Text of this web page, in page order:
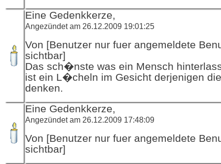
Eine Gedenkkerze,
Angezündet am 26.12.2009 19:01:25
Von [Benutzer nur fuer angemeldete
sichtbar]
Das sch�nste was ein Mensch
ist ein L�cheln im Gesicht derjenigen
denken.
Eine Gedenkkerze,
Angezündet am 26.12.2009 17:48:09
Von [Benutzer nur fuer angemeldete
sichtbar]